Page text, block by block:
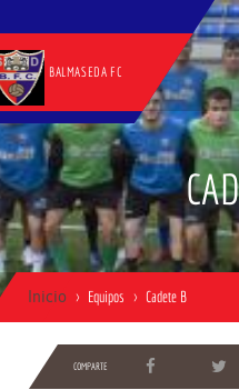
BALMASEDA FC
Inicio Equipos Cadete B
COMPARTE